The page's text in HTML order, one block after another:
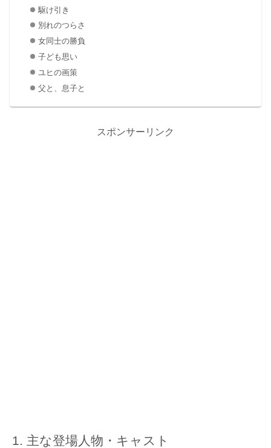
駆け引き
別れのつらさ
女同士の勝負
子ども思い
ユヒの画策
父と、息子と
スポンサーリンク
主な登場人物・キャスト